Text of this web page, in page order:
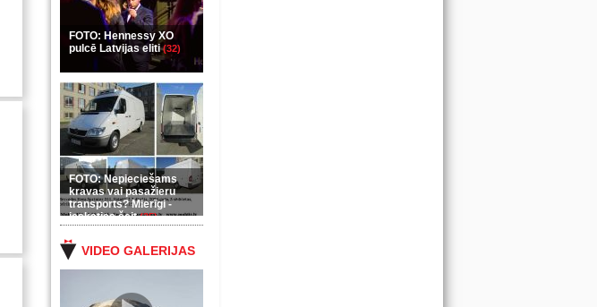
FOTO: Hennessy XO
pulcē Latvijas eliti(32)
FOTO: Nepieciešams
kravas vai pasažieru
transports? Mierīgi -
ieskaties šeit(35)
VIDEO GALERIJAS